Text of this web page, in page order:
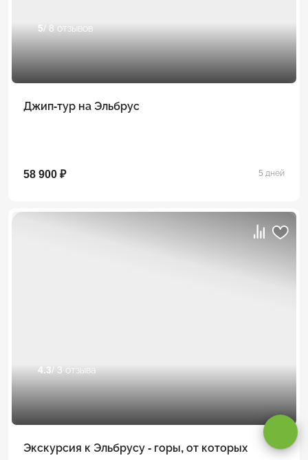
5/ 8 отзывов
Джип-тур на Эльбрус
58 900 ₽ 5 дней
4.3/ 3 отзыва
Экскурсия к Эльбрусу - горы, от которых